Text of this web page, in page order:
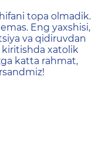
неtopa olmadik.
Eng yaxshisi,
va qidiruvdan
kiritishda xatolik
katta rahmat,